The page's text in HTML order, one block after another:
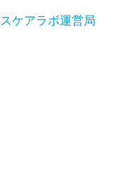
ケアラボ運営局